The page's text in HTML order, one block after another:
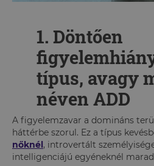
1. Döntően
típus, avagy
néven ADD
A figyelemzavar a domináns
háttérbe szorul. Ez a típus
nőknél, introvertált
intelligenciájú egyéneknél